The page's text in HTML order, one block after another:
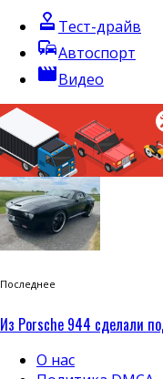
approval Тест-драйв
commuteАвтоспорт
movieВидео
Последнее
Из Porsche 944 сделали
О нас